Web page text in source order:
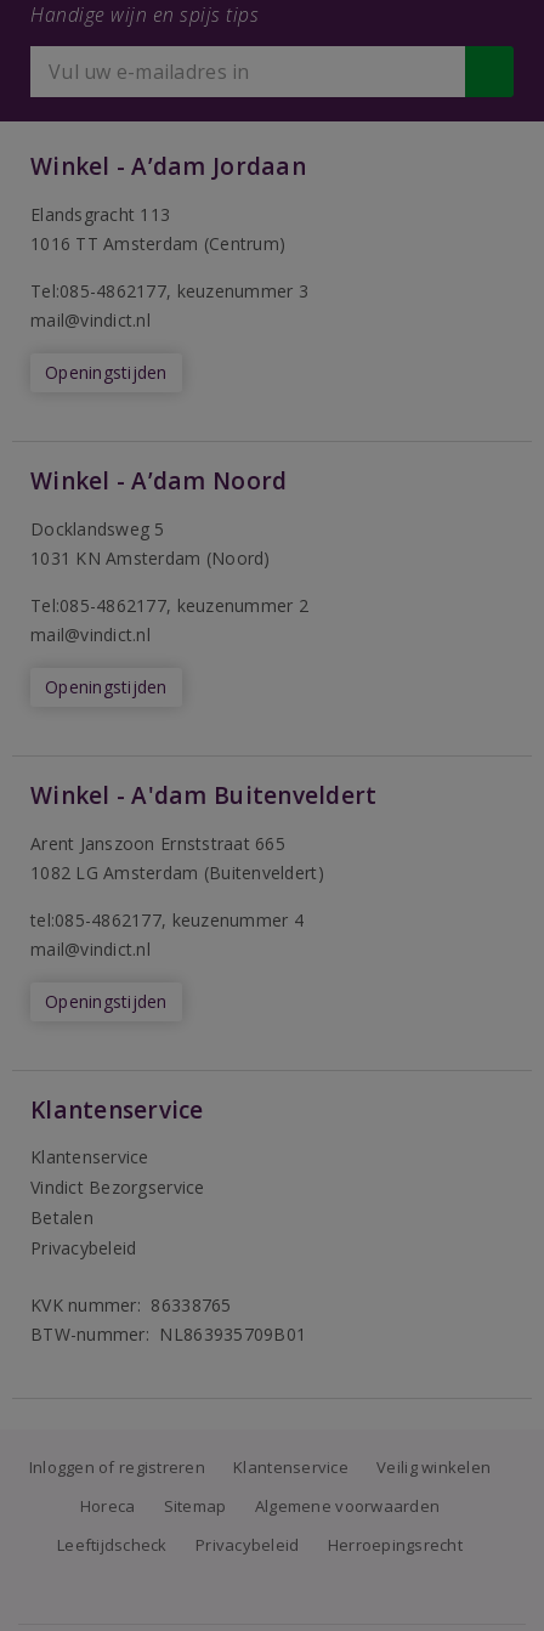
Handige wijn en spijs tips
Winkel - A’dam Jordaan
Elandsgracht 113
1016 TT Amsterdam (Centrum)
Tel:085-4862177, keuzenummer 3
mail@vindict.nl
Openingstijden
Winkel - A’dam Noord
Docklandsweg 5
1031 KN Amsterdam (Noord)
Tel:085-4862177, keuzenummer 2
mail@vindict.nl
Openingstijden
Winkel - A'dam Buitenveldert
Arent Janszoon Ernststraat 665
1082 LG Amsterdam (Buitenveldert)
tel:085-4862177, keuzenummer 4
mail@vindict.nl
Openingstijden
Klantenservice
Klantenservice
Vindict Bezorgservice
Betalen
Privacybeleid
KVK nummer: 86338765
BTW-nummer: NL863935709B01
Inloggen of registreren Klantenservice
Veilig winkelen
Horeca
Sitemap
Algemene voorwaarden
Leeftijdscheck
Privacybeleid Herroepingsrecht